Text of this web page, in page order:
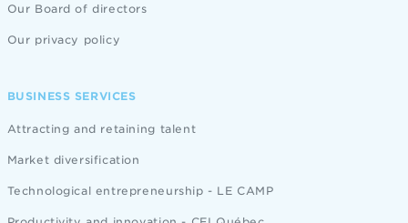
Our Board of directors
Our privacy policy
BUSINESS SERVICES
Attracting and retaining talent
Market diversification
Technological entrepreneurship - LE CAMP